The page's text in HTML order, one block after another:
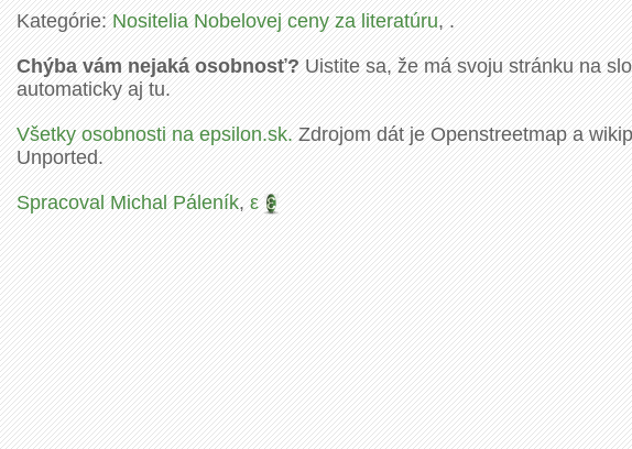
Kategórie:Nositelia Nobelovej ceny za literatúru, .
Chýba vám nejaká osobnosť?Uistite sa, že má svoju stránku na
automaticky aj tu.
Všetky osobnosti na epsilon.sk.Zdrojom dát je Openstreetmap a
Unported.
Spracoval Michal Páleník,ε